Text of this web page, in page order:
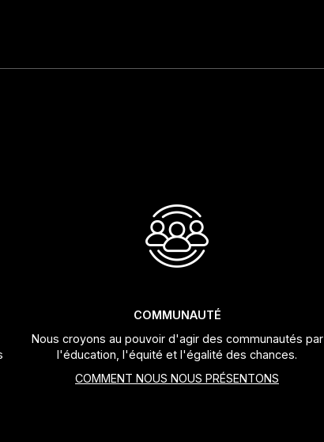
COMMUNAUTÉ
Nous croyons au pouvoir d'agir des communautés par
l'éducation, l'équité et l'égalité des chances.
COMMENT NOUS NOUS PRÉSENTONS